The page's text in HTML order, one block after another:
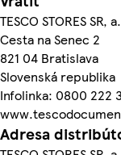
TESCO STORES SR,
Cesta na Senec 2
821 04 Bratislava
Slovenská republika
Infolinka: 0800 222
Adresa